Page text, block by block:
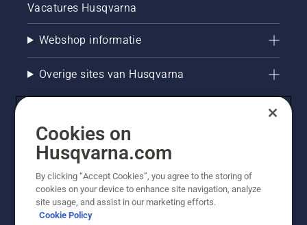
Vacatures Husqvarna
Webshop informatie
Overige sites van Husqvarna
© Husqvarna AB (publ). Alle rechten voorbehouden. De
Cookies on
Husqvarna.com
By clicking “Accept Cookies”, you agree to the storing of
cookies on your device to enhance site navigation, analyze
site usage, and assist in our marketing efforts.
Cookie Policy